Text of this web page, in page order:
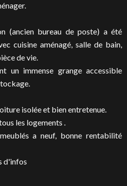
(ancien bureau de poste) a été
cuisine aménagé, salle de bain,
de vie.
un immense grange accessible
isolée et bien entretenue.
les logements .
a neuf, bonne rentabilité
d'infos